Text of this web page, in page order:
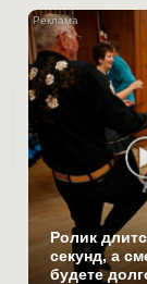
Ролик
секунд, а
будете